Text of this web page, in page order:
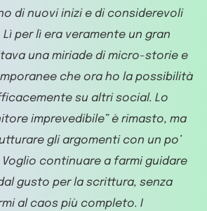
di nuovi inizi e di considerevoli
per lì era veramente un gran
una miriade di micro-storie e
che ora ho la possibilità
su altri social. Lo
imprevedibile” è rimasto, ma
gli argomenti con un po’
continuare a farmi guidare
gusto per la scrittura, senza
al caos più completo. I